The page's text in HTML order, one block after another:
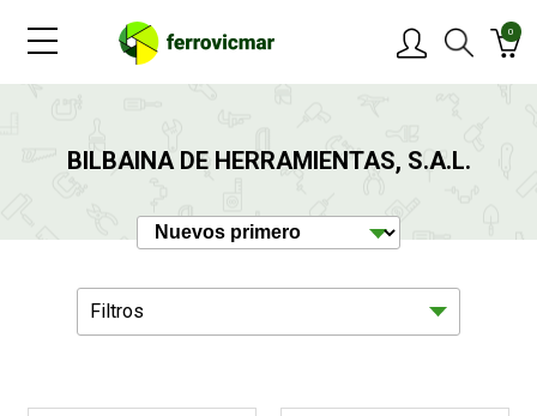
0
BILBAINA DE HERRAMIENTAS, S.A.L.
Filtros
OFERTAS
NOVEDADES
BLOG